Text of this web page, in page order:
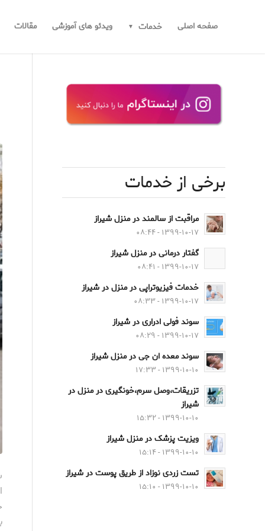
صفحه اصلی خدمات ویدئو های آموزشی مقالات
برخی از خدمات
مراقبت از سالمند در منزل شیراز
۱۳۹۹-۱۰-۱۷ - ۰۸:۴۴
گفتار درمانی در منزل شیراز
۱۳۹۹-۱۰-۱۷ - ۰۸:۴۱
خدمات فیزیوتراپی در منزل در شیراز
۱۳۹۹-۱۰-۱۷ - ۰۸:۳۳
سوند فولی ادراری در شیراز
۱۳۹۹-۱۰-۱۷ - ۰۸:۲۹
سوند معده ان جی در منزل شیراز
۱۳۹۹-۱۰-۱۰ - ۱۷:۳۳
تزریقات،وصل سرم،خونگیری در منزل در
شیراز
۱۳۹۹-۱۰-۱۰ - ۱۵:۳۲
ویزیت پزشک در منزل شیراز
۱۳۹۹-۱۰-۱۰ - ۱۵:۱۴
تست زردی نوزاد از طریق پوست در شیراز
۱۳۹۹-۱۰-۱۰ - ۱۵:۱۰